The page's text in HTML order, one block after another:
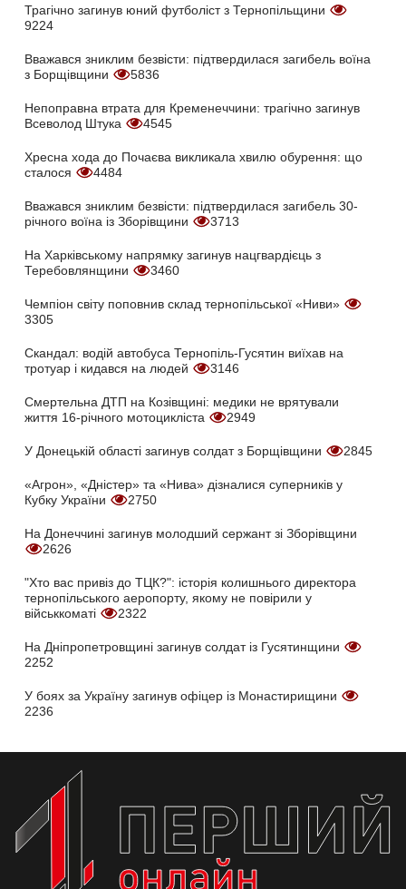
Трагічно загинув юний футболіст з Тернопільщини
9224
Вважався зниклим безвісти: підтвердилася загибель воїна
з Борщівщини
5836
Непоправна втрата для Кременеччини: трагічно загинув
Всеволод Штука
4545
Хресна хода до Почаєва викликала хвилю обурення: що
сталося
4484
Вважався зниклим безвісти: підтвердилася загибель 30-
річного воїна із Зборівщини
3713
На Харківському напрямку загинув нацгвардієць з
Теребовлянщини
3460
Чемпіон світу поповнив склад тернопільської «Ниви»
3305
Скандал: водій автобуса Тернопіль-Гусятин виїхав на
тротуар і кидався на людей
3146
Смертельна ДТП на Козівщині: медики не врятували
життя 16-річного мотоцикліста
2949
У Донецькій області загинув солдат з Борщівщини 2845
«Агрон», «Дністер» та «Нива» дізналися суперників у
Кубку України
2750
На Донеччині загинув молодший сержант зі Зборівщини
2626
"Хто вас привіз до ТЦК?": історія колишнього директора
тернопільського аеропорту, якому не повірили у
військкоматі
2322
На Дніпропетровщині загинув солдат із Гусятинщини
2252
У боях за Україну загинув офіцер із Монастирищини
2236